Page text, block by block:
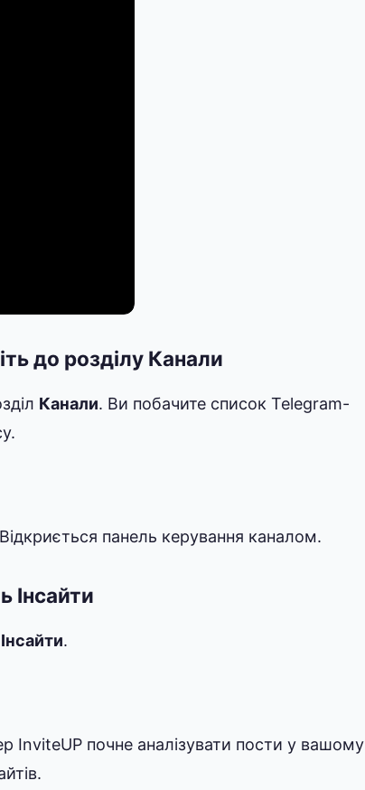
до розділу Канали
Канали. Ви побачите список Telegram-
панель керування каналом.
Інсайти
Інсайти.
InviteUP почне аналізувати пости у вашому